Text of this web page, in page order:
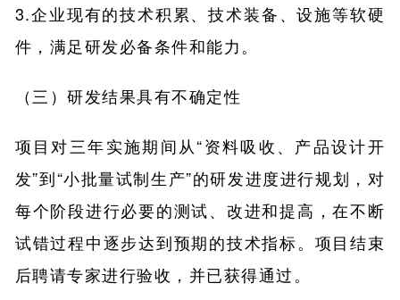
3.企业现有的技术积累、技术装备、设施等软硬
件，满足研发必备条件和能力。
（三）研发结果具有不确定性
项目对三年实施期间从“资料吸收、产品设计开
发”到“小批量试制生产”的研发进度进行规划，对
每个阶段进行必要的测试、改进和提高，在不断
试错过程中逐步达到预期的技术指标。项目结束
后聘请专家进行验收，并已获得通过。